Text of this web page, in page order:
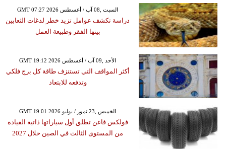
GMT 07:27 2026 السبت ,08 آب / أغسطس
دراسة تكشف عوامل تزيد خطر لدغات الثعابين
بينها الفقر وطبيعة العمل
GMT 19:12 2026 الأحد ,09 آب / أغسطس
أكثر المواقف التي تستنزف طاقة كل برج فلكي
وتدفعه للابتعاد
GMT 19:01 2026 الخميس ,23 تموز / يوليو
فولكس فاغن تطلق أول سياراتها ذاتية القيادة
من المستوى الثالث في الصين خلال 2027